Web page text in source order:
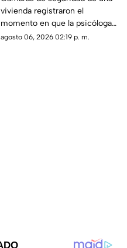
INDEFENSO con
autismo y epilepsia
vivienda registraron el
momento en que la psicóloga
agredió físicamente a un niño
agosto 06, 2026 02:19 p. m.